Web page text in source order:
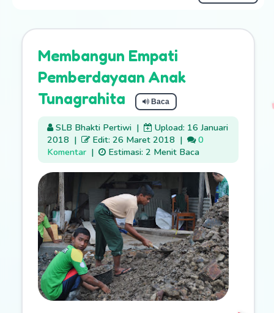
Membangun Empati
Pemberdayaan Anak
Tunagrahita
Baca
SLB Bhakti Pertiwi |
Upload: 16 Januari
2018 | Edit: 26 Maret 2018 |
0
Komentar | Estimasi: 2 Menit Baca